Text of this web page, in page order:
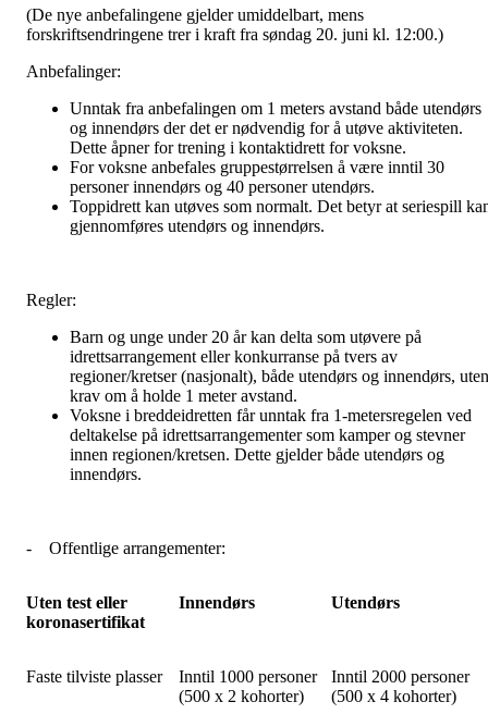
(De nye anbefalingene gjelder umiddelbart, mens
forskriftsendringene trer i kraft fra søndag 20. juni kl. 12:00.)
Anbefalinger:
Unntak fra anbefalingen om 1 meters avstand både utendørs
og innendørs der det er nødvendig for å utøve aktiviteten.
Dette åpner for trening i kontaktidrett for voksne.
For voksne anbefales gruppestørrelsen å være inntil 30
personer innendørs og 40 personer utendørs.
Toppidrett kan utøves som normalt. Det betyr at seriespill
gjennomføres utendørs og innendørs.
Regler:
Barn og unge under 20 år kan delta som utøvere på
idrettsarrangement eller konkurranse på tvers av
regioner/kretser (nasjonalt), både utendørs og innendørs, uten
krav om å holde 1 meter avstand.
Voksne i breddeidretten får unntak fra 1-metersregelen ved
deltakelse på idrettsarrangementer som kamper og stevner
innen regionen/kretsen. Dette gjelder både utendørs og
innendørs.
- Offentlige arrangementer:
Uten test eller
koronasertifikat
Innendørs Utendørs
Faste tilviste plasser
Inntil 1000 personer
(500 x 2 kohorter)
Inntil 2000 personer
(500 x 4 kohorter)